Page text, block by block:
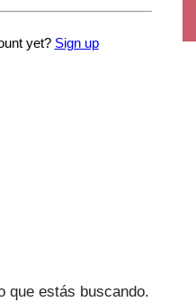
que estás buscando.
yet? Sign up